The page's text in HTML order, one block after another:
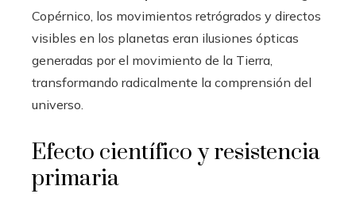
Copérnico, los movimientos retrógrados y directos
visibles en los planetas eran ilusiones ópticas
generadas por el movimiento de la Tierra,
transformando radicalmente la comprensión del
universo.
Efecto científico y resistencia
primaria